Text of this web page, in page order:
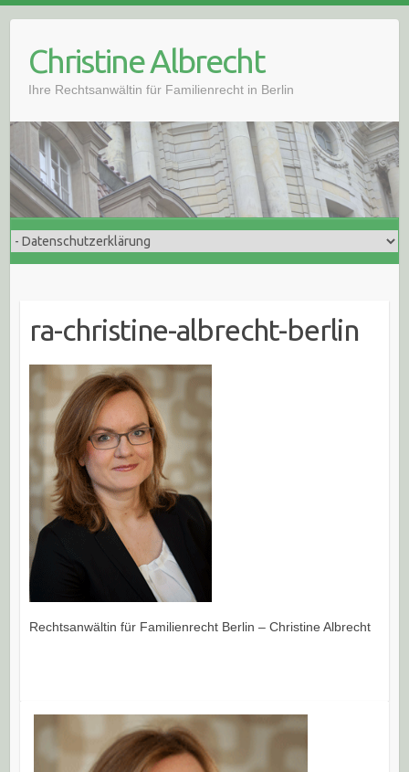
contentChristine Albrecht
Ihre Rechtsanwältin für Familienrecht in Berlin
ra-christine-albrecht-berlin
Rechtsanwältin für Familienrecht Berlin – Christine Albrecht